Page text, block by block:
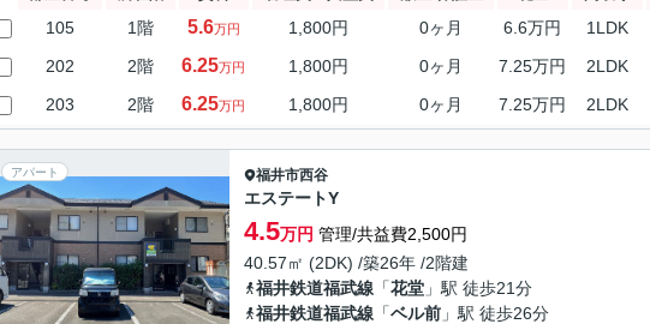
105 1階 5.6万円 1,800円 0ヶ月 6.6万円 1LDK
202 2階 6.25万円 1,800円 0ヶ月 7.25万円 2LDK
203 2階 6.25万円 1,800円 0ヶ月 7.25万円 2LDK
アパート 福井市西谷
エステートY
4.5万円 管理/共益費2,500円
40.57㎡ (2DK) /築26年 /2階建
福井鉄道福武線 「花堂 」駅 徒歩21分
福井鉄道福武線 「ベル前 」駅 徒歩26分